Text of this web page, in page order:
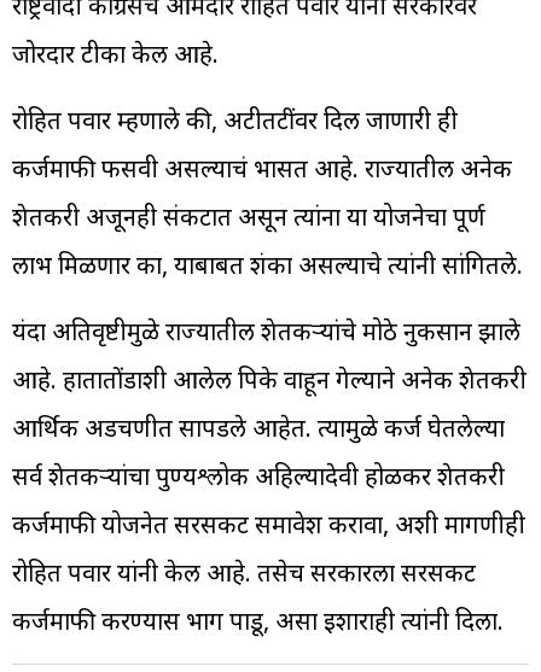
जोरदार टीका केली आहे.
रोहित पवार म्हणाले की, अटीतटींवर दिली जाणारी ही
कर्जमाफी फसवी असल्याचं भासत आहे. राज्यातील अनेक
शेतकरी अजूनही संकटात असून त्यांना या योजनेचा पूर्ण
लाभ मिळणार का, याबाबत शंका असल्याचे त्यांनी सांगितले.
यंदा अतिवृष्टीमुळे राज्यातील शेतकऱ्यांचे मोठे नुकसान झाले
आहे. हातातोंडाशी आलेली पिके वाहून गेल्याने अनेक शेतकरी
आर्थिक अडचणीत सापडले आहेत. त्यामुळे कर्ज घेतलेल्या
सर्व शेतकऱ्यांचा पुण्यश्लोक अहिल्यादेवी होळकर शेतकरी
कर्जमाफी योजनेत सरसकट समावेश करावा, अशी मागणीही
रोहित पवार यांनी केली आहे. तसेच सरकारला सरसकट
कर्जमाफी करण्यास भाग पाडू, असा इशाराही त्यांनी दिला.